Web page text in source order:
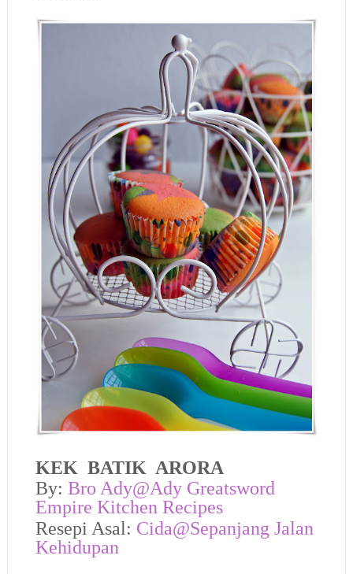
KEK BATIK ARORA
By: Bro Ady@Ady Greatsword
Empire Kitchen Recipes
Resepi Asal: Cida@Sepanjang Jalan
Kehidupan